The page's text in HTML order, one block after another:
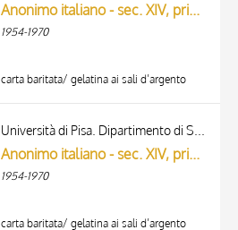
Anonimo italiano - sec. XIV, primo quarto - Lucca, Biblioteca Capitolare Feliniana, Ms. 325, f. 53r, particolare
1954-1970
carta baritata/ gelatina ai sali d’argento
Anonimo italiano - sec. XIV, primo quarto - Lucca, Biblioteca Capitolare Feliniana, Ms. 325, f. 170v, particolare
1954-1970
carta baritata/ gelatina ai sali d’argento